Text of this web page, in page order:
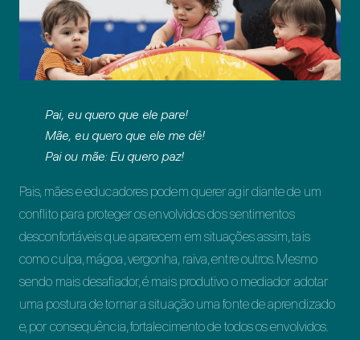
Pai, eu quero que ele pare!
Mãe, eu quero que ele me dê!
Pai ou mãe: Eu quero paz!
Pais, mães e educadores podem querer agir diante de um
conflito para proteger os envolvidos dos sentimentos
desconfortáveis que aparecem em situações assim, tais
como culpa, mágoa, vergonha, raiva, entre outros. Mesmo
sendo mais desafiador, é mais produtivo o mediador adotar
uma postura de tornar a situação uma fonte de aprendizado
e, por consequência, fortalecimento de todos os envolvidos.